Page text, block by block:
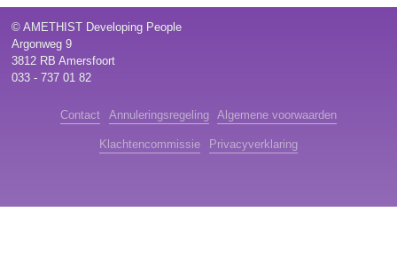
© AMETHIST Developing People
Argonweg 9
3812 RB Amersfoort
033 - 737 01 82
Contact Annuleringsregeling Algemene voorwaarden
Klachtencommissie Privacyverklaring